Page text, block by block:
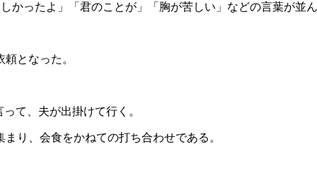
かったよ」「君のことが」「胸が苦しい」などの言葉が並
となった。
て、夫が出掛けて行く。
り、会食をかねての打ち合わせである。